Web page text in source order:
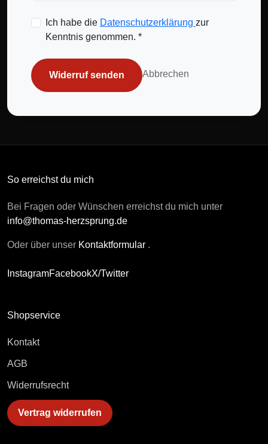
Ich habe die Datenschutzerklärung zur
Kenntnis genommen. *
Widerruf senden Abbrechen
So erreichst du mich
Bei Fragen oder Wünschen erreichst du mich unter
info@thomas-herzsprung.de
Oder über unser Kontaktformular .
InstagramFacebookX/Twitter
Shopservice
Kontakt
AGB
Widerrufsrecht
Vertrag widerrufen